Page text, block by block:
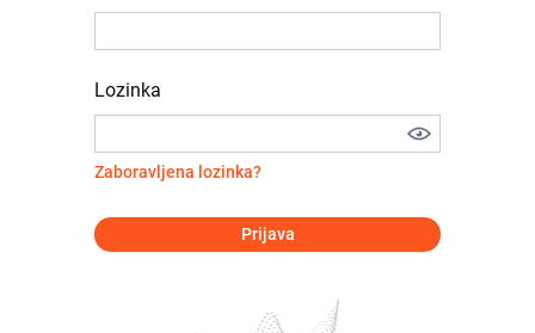
Lozinka
Zaboravljena lozinka?
Prijava